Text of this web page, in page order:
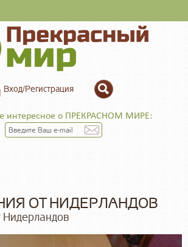
Вход/Регистрация
интересное о ПРЕКРАСНОМ МИРЕ:
ОТ НИДЕРЛАНДОВ
Нидерландов